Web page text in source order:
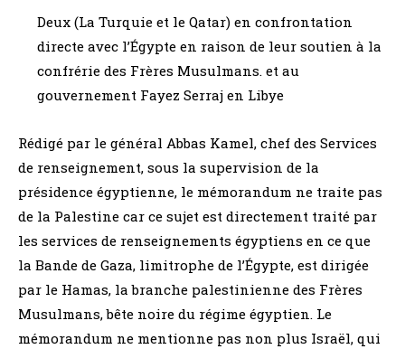
Deux (La Turquie et le Qatar) en confrontation
directe avec l’Égypte en raison de leur soutien à la
confrérie des Frères Musulmans. et au
gouvernement Fayez Serraj en Libye
Rédigé par le général Abbas Kamel, chef des Services
de renseignement, sous la supervision de la
présidence égyptienne, le mémorandum ne traite pas
de la Palestine car ce sujet est directement traité par
les services de renseignements égyptiens en ce que
la Bande de Gaza, limitrophe de l’Égypte, est dirigée
par le Hamas, la branche palestinienne des Frères
Musulmans, bête noire du régime égyptien. Le
mémorandum ne mentionne pas non plus Israël, qui